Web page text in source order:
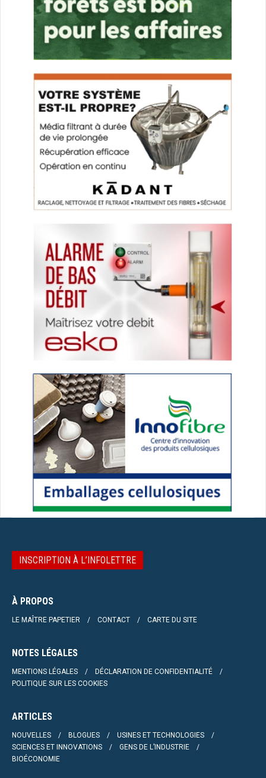
INSCRIPTION À L’INFOLETTRE
À PROPOS
LE MAÎTRE PAPETIER CONTACT CARTE DU SITE
NOTES LÉGALES
MENTIONS LÉGALES
DÉCLARATION DE CONFIDENTIALITÉ
POLITIQUE SUR LES COOKIES
ARTICLES
NOUVELLES BLOGUES
USINES ET TECHNOLOGIES
SCIENCES ET INNOVATIONS
GENS DE L’INDUSTRIE
BIOÉCONOMIE